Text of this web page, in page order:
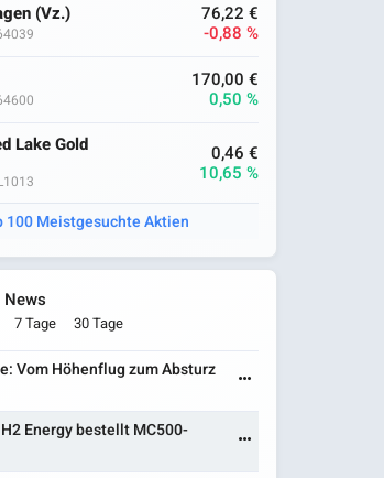
(Vz.)
76,22 €
-0,88 %
170,00 €
0,50 %
Lake Gold
0,46 €
10,65 %
100 Meistgesuchte Aktien
7 Tage 30 Tage
Vom Höhenflug zum Absturz
Energy bestellt MC500-